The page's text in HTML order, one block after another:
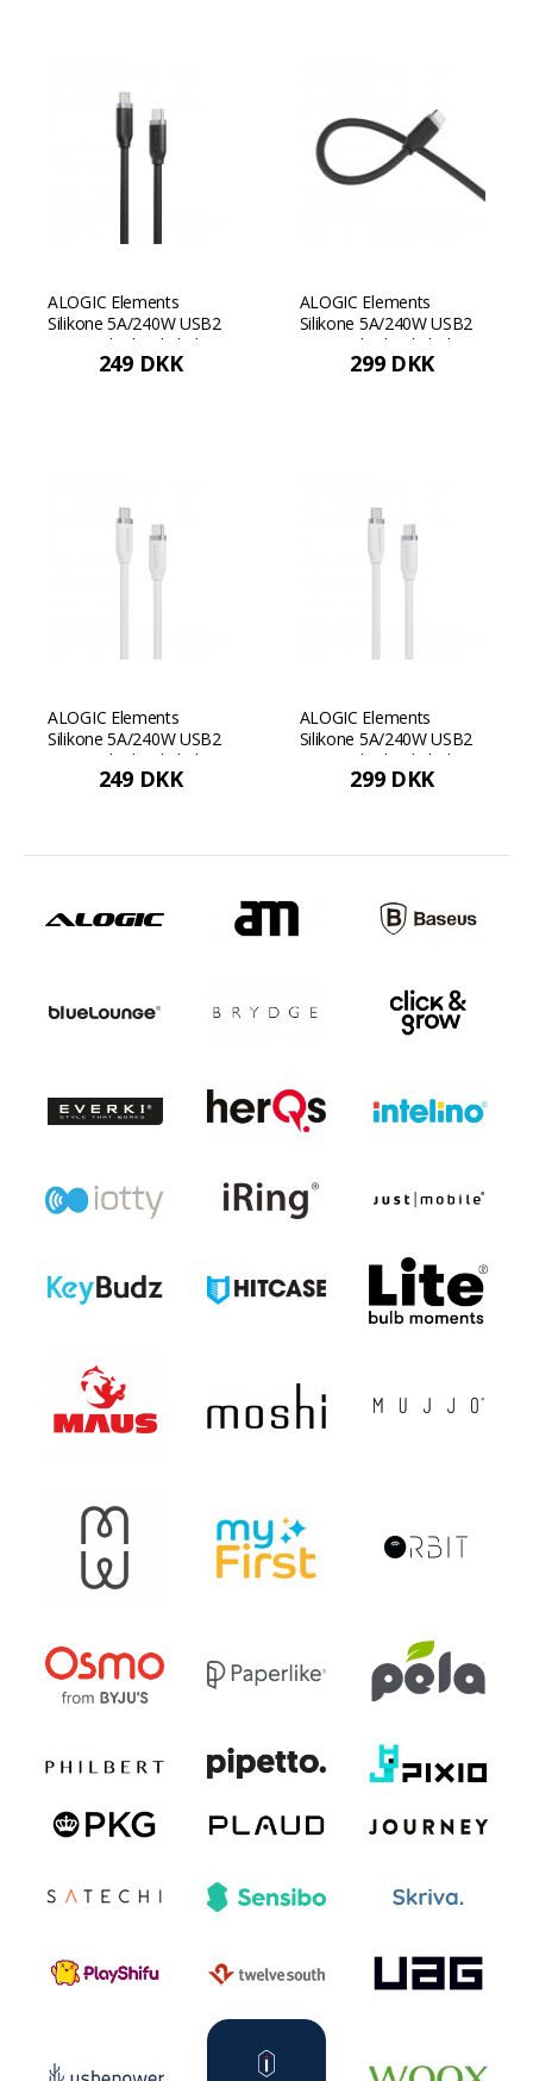
ALOGIC Elements
Silikone 5A/240W USB2
USB-C til C-hankabel, 1
m - Sort249 DKK
ALOGIC Elements
Silikone 5A/240W USB2
USB-C til C-hankabel, 2
m - Sort299 DKK
ALOGIC Elements
Silikone 5A/240W USB2
USB-C til C-hankabel, 1
m - Hvid249 DKK
ALOGIC Elements
Silikone 5A/240W USB2
USB-C til C-hankabel, 2
m - Hvid299 DKK